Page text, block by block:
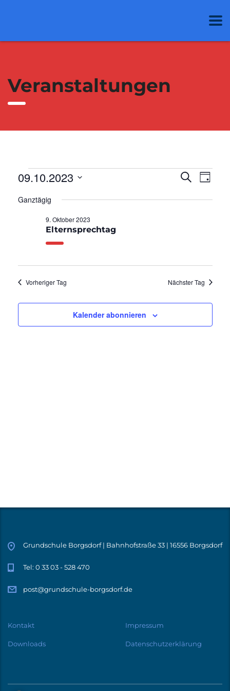
Veranstaltungen
Veranstaltungen
Oktober
2023
Suche
Tag
09.10.2023
wählen.
Ganztägig
Elternsprechtag
9. Oktober 2023
Vorheriger Tag Nächster Tag
Kalender abonnieren
Grundschule Borgsdorf | Bahnhofstraße 33 | 16556 Borgsdorf
Tel: 0 33 03 - 528 470
post@grundschule-borgsdorf.de
Kontakt Impressum
Downloads Datenschutzerklärung